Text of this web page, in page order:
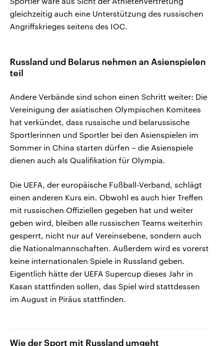
gleichzeitig auch eine Unterstützung des russischen
Angriffskrieges seitens des IOC.
Russland und Belarus nehmen an Asienspielen
teil
Andere Verbände sind schon einen Schritt weiter: Die
Vereinigung der asiatischen Olympischen Komitees
hat verkündet, dass russische und belarussische
Sportlerinnen und Sportler bei den Asienspielen im
Sommer in China starten dürfen – die Asienspiele
dienen auch als Qualifikation für Olympia.
Die UEFA, der europäische Fußball-Verband, schlägt
einen anderen Kurs ein. Obwohl es auch hier Treffen
mit russischen Offiziellen gegeben hat und weiter
geben wird, bleiben alle russischen Teams weiterhin
gesperrt, nicht nur auf Vereinsebene, sondern auch
die Nationalmannschaften. Außerdem wird es vorerst
keine internationalen Spiele in Russland geben.
Eigentlich hätte der UEFA Supercup dieses Jahr in
Kasan stattfinden sollen, das Spiel wird stattdessen
im August in Piräus stattfinden.
Wie der Sport mit Russland umgeht